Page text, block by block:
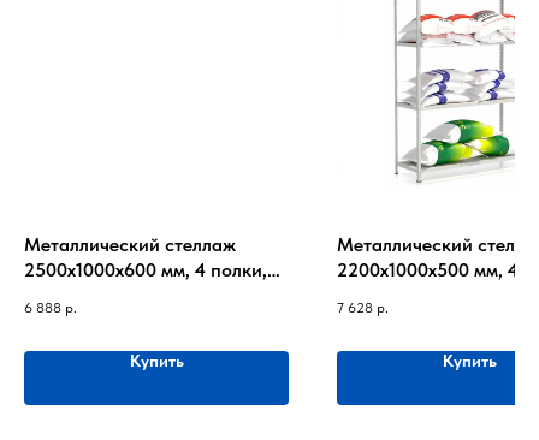
Металлический стеллаж
2500х1000х600 мм, 4 полки,
6 888 р.
Купить
Металлический
2200х1000х500 мм, 4
7 628 р.
Купить